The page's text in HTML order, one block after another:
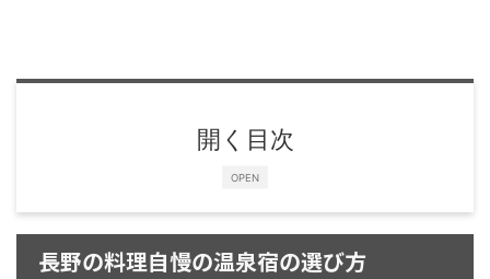
OPEN
開く目次
長野の料理自慢の温泉宿の選び方